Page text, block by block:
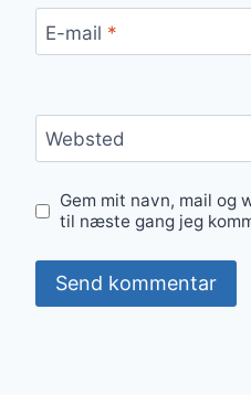
E-mail *
Websted
Gem mit navn, mail og
til næste gang jeg